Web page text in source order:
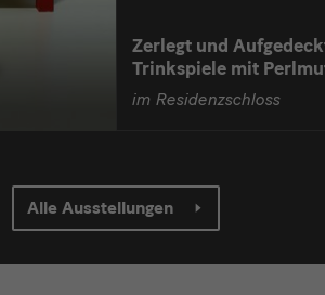
Zerlegt und
Trinkspiele mit
im Residenzschloss
Alle Ausstellungen